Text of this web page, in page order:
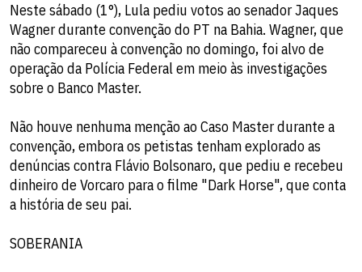
Neste sábado (1°), Lula pediu votos ao senador Jaques
Wagner durante convenção do PT na Bahia. Wagner, que
não compareceu à convenção no domingo, foi alvo de
operação da Polícia Federal em meio às investigações
sobre o Banco Master.
Não houve nenhuma menção ao Caso Master durante a
convenção, embora os petistas tenham explorado as
denúncias contra Flávio Bolsonaro, que pediu e recebeu
dinheiro de Vorcaro para o filme "Dark Horse", que conta
a história de seu pai.
SOBERANIA